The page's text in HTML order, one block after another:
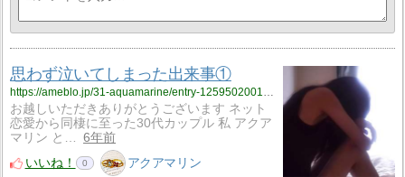
思わず泣いてしまった出来事①
https://ameblo.jp/31-aquamarine/entry-12595020012.html
お越しいただきありがとうございます ネット
恋愛から同棲に至った30代カップル 私 アクア
マリン と…
6年前
いいね！
0 アクアマリン